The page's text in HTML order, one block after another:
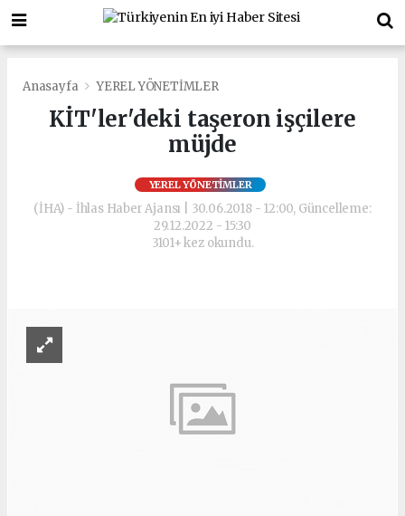
Anasayfa YEREL YÖNETİMLER
KİT'ler'deki taşeron işçilere
müjde
YEREL YÖNETİMLER
(İHA) - İhlas Haber Ajansı | 30.06.2018 - 12:00, Güncelleme:
29.12.2022 - 15:30
3101+ kez okundu.